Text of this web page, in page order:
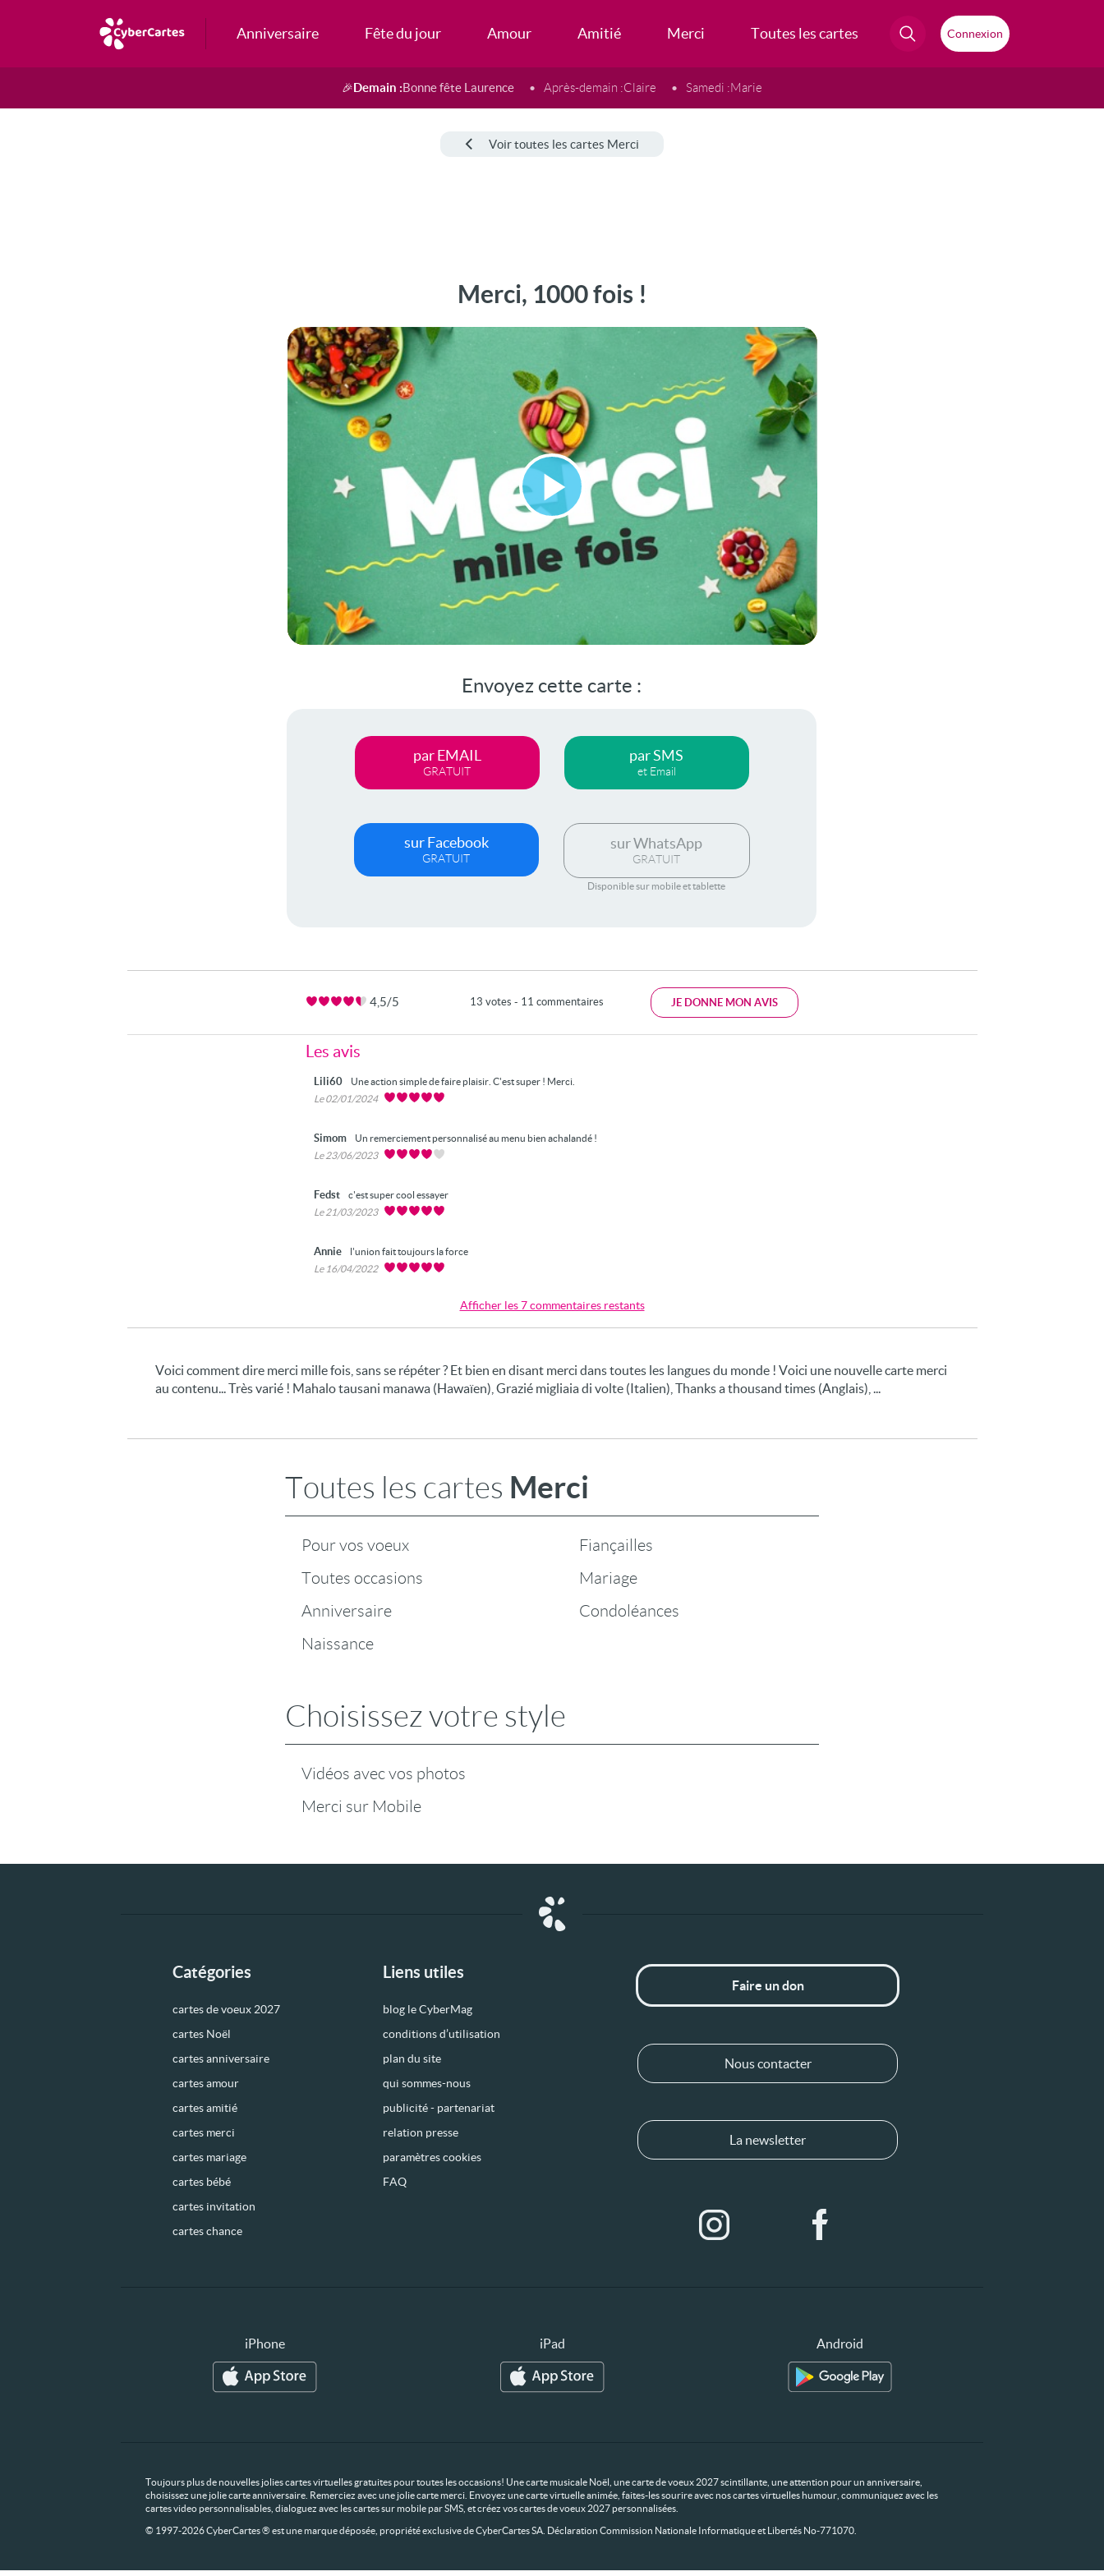
Anniversaire Fête du jour Amour Amitié Merci Toutes les cartes Connexion
🎉Demain :Bonne fête Laurence Après-demain :Claire Samedi :Marie
Voir toutes les cartes Merci
Merci, 1000 fois !
Lire
la
vidéo
Envoyez cette carte :
par EMAIL
GRATUIT
par SMS
et Email
sur Facebook
GRATUIT
sur WhatsApp
GRATUIT
Disponible sur mobile et tablette
4,5/5 13 votes - 11 commentaires JE DONNE MON AVIS
Les avis
Lili60
Une action simple de faire plaisir. C'est super ! Merci.
Le 02/01/2024
Simom
Un remerciement personnalisé au menu bien achalandé !
Le 23/06/2023
Fedst
c'est super cool essayer
Le 21/03/2023
Annie
l'union fait toujours la force
Le 16/04/2022
Afficher les 7 commentaires restants
Voici comment dire merci mille fois, sans se répéter ? Et bien en disant merci dans toutes les langues du monde ! Voici une nouvelle carte merci
au contenu... Très varié ! Mahalo tausani manawa (Hawaïen), Grazié migliaia di volte (Italien), Thanks a thousand times (Anglais), ...
Toutes les cartes Merci
Pour vos voeux
Toutes occasions
Anniversaire
Naissance
Fiançailles
Mariage
Condoléances
Choisissez votre style
Vidéos avec vos photos
Merci sur Mobile
Catégories
cartes de voeux 2027
cartes Noël
cartes anniversaire
cartes amour
cartes amitié
cartes merci
cartes mariage
cartes bébé
cartes invitation
cartes chance
Liens utiles
blog le CyberMag
conditions d’utilisation
plan du site
qui sommes-nous
publicité - partenariat
relation presse
paramètres cookies
FAQ
Faire un don
Nous contacter
La newsletter
iPhone iPad Android
Toujours plus de nouvelles jolies cartes virtuelles gratuites pour toutes les occasions! Une carte musicale Noël, une carte de voeux 2027 scintillante, une attention pour un anniversaire,
choisissez une jolie carte anniversaire. Remerciez avec une jolie carte merci. Envoyez une carte virtuelle animée, faites-les sourire avec nos cartes virtuelles humour, communiquez avec les
cartes video personnalisables, dialoguez avec les cartes sur mobile par SMS, et créez vos cartes de voeux 2027 personnalisées.
© 1997-2026 CyberCartes ® est une marque déposée, propriété exclusive de CyberCartes SA. Déclaration Commission Nationale Informatique et Libertés No-771070.